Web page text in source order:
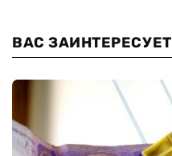
ВАС ЗАИНТЕРЕСУЕТ